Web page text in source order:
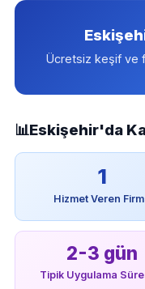
Ücretsiz keşif ve
📊Eskişehir'da
1
Hizmet Veren
2-3 gün
Tipik Uygulama